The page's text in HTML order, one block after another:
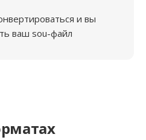
и вы
ваш sou-файл